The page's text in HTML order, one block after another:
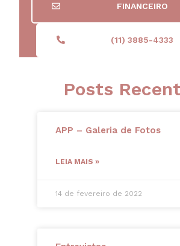
FINANCEIRO
(11) 3885-4333
Posts
APP – Galeria de Fotos
LEIA MAIS »
14 de fevereiro de 2022